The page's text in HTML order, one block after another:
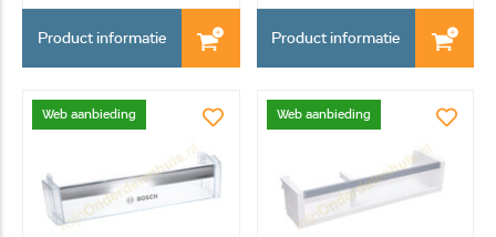
Product informatie Product informatie
Web aanbieding Web aanbieding